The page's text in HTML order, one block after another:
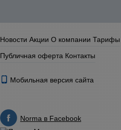
Новости Акции О компании Тарифы
Публичная оферта Контакты
Мобильная версия сайта
Norma в Facebook